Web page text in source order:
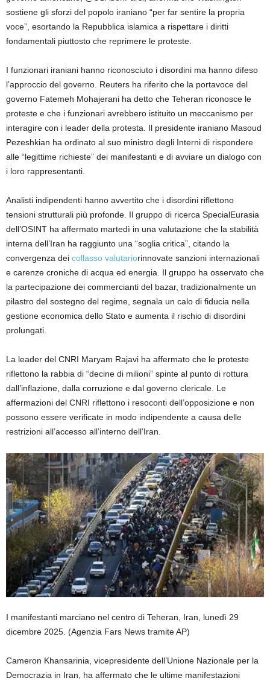
sostiene gli sforzi del popolo iraniano “per far sentire la propria
voce”, esortando la Repubblica islamica a rispettare i diritti
fondamentali piuttosto che reprimere le proteste.
I funzionari iraniani hanno riconosciuto i disordini ma hanno difeso
l’approccio del governo. Reuters ha riferito che la portavoce del
governo Fatemeh Mohajerani ha detto che Teheran riconosce le
proteste e che i funzionari avrebbero istituito un meccanismo per
interagire con i leader della protesta. Il presidente iraniano Masoud
Pezeshkian ha ordinato al suo ministro degli Interni di rispondere
alle “legittime richieste” dei manifestanti e di avviare un dialogo con
i loro rappresentanti.
Analisti indipendenti hanno avvertito che i disordini riflettono
tensioni strutturali più profonde. Il gruppo di ricerca SpecialEurasia
dell’OSINT ha affermato martedì in una valutazione che la stabilità
interna dell’Iran ha raggiunto una “soglia critica”, citando la
convergenza dei collasso valutariorinnovate sanzioni internazionali
e carenze croniche di acqua ed energia. Il gruppo ha osservato che
la partecipazione dei commercianti del bazar, tradizionalmente un
pilastro del sostegno del regime, segnala un calo di fiducia nella
gestione economica dello Stato e aumenta il rischio di disordini
prolungati.
La leader del CNRI Maryam Rajavi ha affermato che le proteste
riflettono la rabbia di “decine di milioni” spinte al punto di rottura
dall’inflazione, dalla corruzione e dal governo clericale. Le
affermazioni del CNRI riflettono i resoconti dell’opposizione e non
possono essere verificate in modo indipendente a causa delle
restrizioni all’accesso all’interno dell’Iran.
I manifestanti marciano nel centro di Teheran, Iran, lunedì 29
dicembre 2025. (Agenzia Fars News tramite AP)
Cameron Khansarinia, vicepresidente dell’Unione Nazionale per la
Democrazia in Iran, ha affermato che le ultime manifestazioni